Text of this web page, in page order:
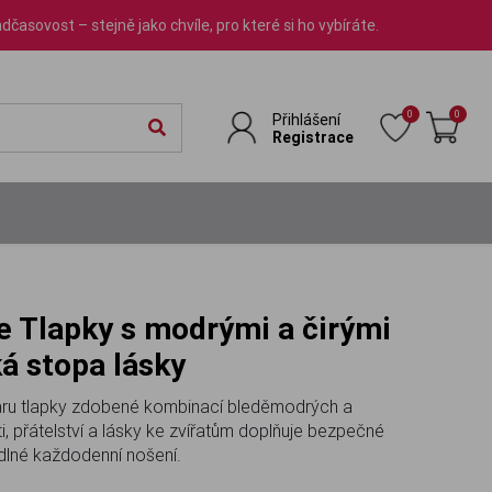
– stejně jako chvíle, pro které si ho vybíráte.
Přihlášení
Registrace
0 0
stopa lásky
tlapky zdobené kombinací bleděmodrých a
přátelství a lásky ke zvířatům doplňuje bezpečné
každodenní nošení.